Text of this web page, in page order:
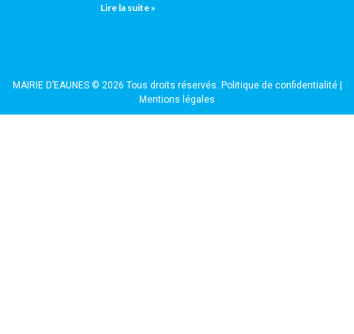
Lire la suite »
MAIRIE D’EAUNES © 2026 Tous droits réservés. Politique de confidentialité|
Mentions légales